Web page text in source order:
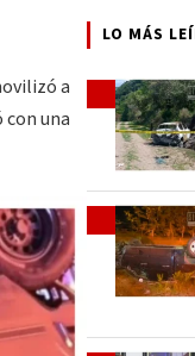
a
una
LO MÁS